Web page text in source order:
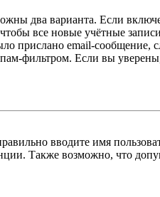
два варианта. Если
все новые учётные
прислано email-
фильтром. Если вы
вводите имя
Также возможно, что